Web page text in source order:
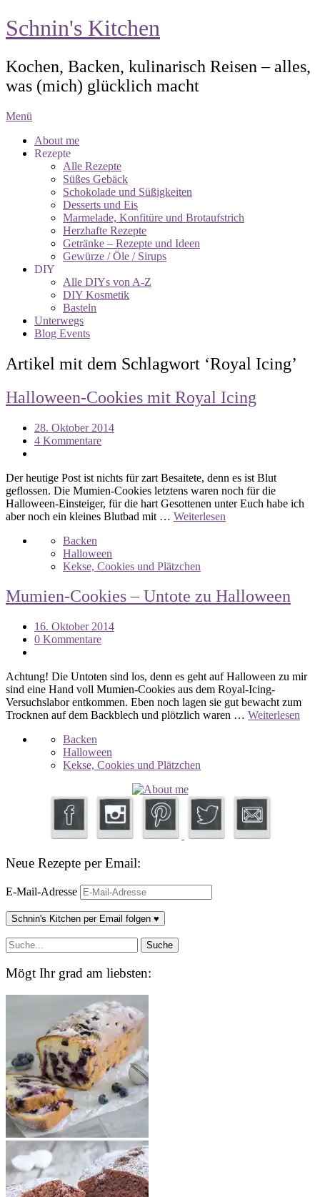
Schnin's Kitchen
Kochen, Backen, kulinarisch Reisen – alles,
was (mich) glücklich macht
Menü
About me
Rezepte
Alle Rezepte
Süßes Gebäck
Schokolade und Süßigkeiten
Desserts und Eis
Marmelade, Konfitüre und Brotaufstrich
Herzhafte Rezepte
Getränke – Rezepte und Ideen
Gewürze / Öle / Sirups
DIY
Alle DIYs von A-Z
DIY Kosmetik
Basteln
Unterwegs
Blog Events
Artikel mit dem Schlagwort ‘Royal Icing’
Halloween-Cookies mit Royal Icing
28. Oktober 2014
4 Kommentare
Der heutige Post ist nichts für zart Besaitete, denn es ist Blut
geflossen. Die Mumien-Cookies letztens waren noch für die
Halloween-Einsteiger, für die hart Gesottenen unter Euch habe ich
aber noch ein kleines Blutbad mit … Weiterlesen
Backen
Halloween
Kekse, Cookies und Plätzchen
Mumien-Cookies – Untote zu Halloween
16. Oktober 2014
0 Kommentare
Achtung! Die Untoten sind los, denn es geht auf Halloween zu mir
sind eine Hand voll Mumien-Cookies aus dem Royal-Icing-
Versuchslabor entkommen. Eben noch lagen sie gut bewacht zum
Trocknen auf dem Backblech und plötzlich waren … Weiterlesen
Backen
Halloween
Kekse, Cookies und Plätzchen
Neue Rezepte per Email:
E-Mail-Adresse
Schnin's Kitchen per Email folgen ♥
Mögt Ihr grad am liebsten: